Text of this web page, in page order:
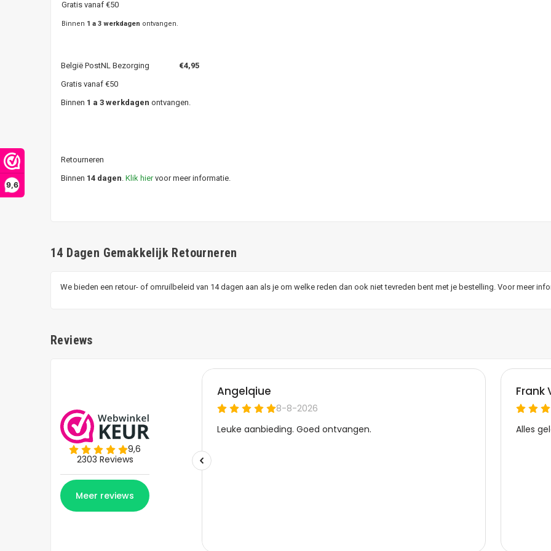
9,6
Gratis vanaf €50
Binnen 1 a 3 werkdagen ontvangen.
België PostNL Bezorging €4,95
Gratis vanaf €50
Binnen 1 a 3 werkdagen ontvangen.
Retourneren
Binnen 14 dagen. Klik hiervoor meer informatie.
14 Dagen Gemakkelijk Retourneren
We bieden een retour- of omruilbeleid van 14 dagen aan als je om welke reden dan ook niet tevreden bent met je bestelling. Voor meer
Reviews